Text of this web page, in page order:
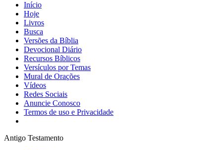
Início
Hoje
Livros
Busca
Versões da Bíblia
Devocional Diário
Recursos Bíblicos
Versículos por Temas
Mural de Orações
Vídeos
Redes Sociais
Anuncie Conosco
Termos de uso e Privacidade
Antigo Testamento